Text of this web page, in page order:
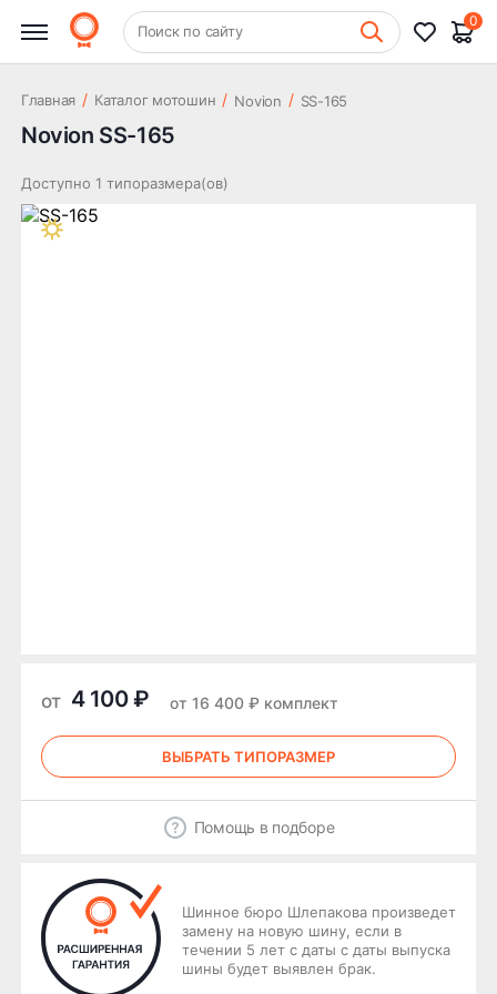
+7 (831) 261-35-35 Шиномонтаж
Поиск по сайту
0
Главная / Каталог мотошин / Novion / SS-165
Novion SS-165
Доступно 1 типоразмера(ов)
от 4 100 ₽ от 16 400 ₽ комплект
ВЫБРАТЬ ТИПОРАЗМЕР
Помощь в подборе
Шинное бюро Шлепакова произведет
замену на новую шину, если в
течении 5 лет с даты с даты выпуска
шины будет выявлен брак.